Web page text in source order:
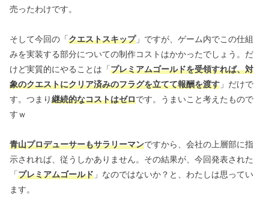
売ったわけです。
そして今回の「クエストスキップ」ですが、ゲーム内でこの仕組
みを実装する部分についての制作コストはかかったでしょう。だ
けど実質的にやることは「プレミアムゴールドを受領すれば、対
象のクエストにクリア済みのフラグを立てて報酬を渡す 」だけで
す。つまり継続的なコストはゼロです。うまいこと考えたもので
すｗ
青山プロデューサーもサラリーマンですから、会社の上層部に指
示されれば、従うしかありません。その結果が、今回発表された
「プレミアムゴールド 」なのではないか？と、わたしは思ってい
ます。